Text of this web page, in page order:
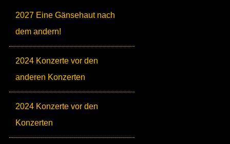
2027 Eine Gänsehaut nach
dem andern!
2024 Konzerte vor den
anderen Konzerten
2024 Konzerte vor den
Konzerten